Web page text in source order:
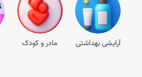
آرایشی بهداشتی مادر و کودک